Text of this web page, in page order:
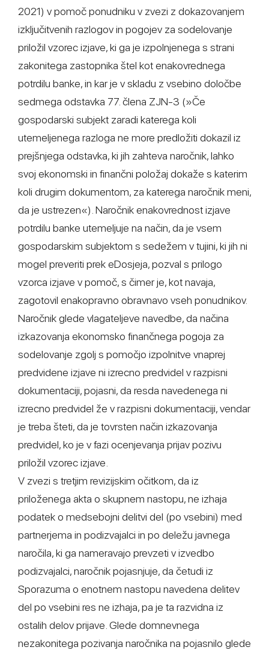
2021) v pomoč ponudniku v zvezi z dokazovanjem
izključitvenih razlogov in pogojev za sodelovanje
priložil vzorec izjave, ki ga je izpolnjenega s strani
zakonitega zastopnika štel kot enakovrednega
potrdilu banke, in kar je v skladu z vsebino določbe
sedmega odstavka 77. člena ZJN-3 (»Če
gospodarski subjekt zaradi katerega koli
utemeljenega razloga ne more predložiti dokazil iz
prejšnjega odstavka, ki jih zahteva naročnik, lahko
svoj ekonomski in finančni položaj dokaže s katerim
koli drugim dokumentom, za katerega naročnik meni,
da je ustrezen«). Naročnik enakovrednost izjave
potrdilu banke utemeljuje na način, da je vsem
gospodarskim subjektom s sedežem v tujini, ki jih ni
mogel preveriti prek eDosjeja, pozval s prilogo
vzorca izjave v pomoč, s čimer je, kot navaja,
zagotovil enakopravno obravnavo vseh ponudnikov.
Naročnik glede vlagateljeve navedbe, da načina
izkazovanja ekonomsko finančnega pogoja za
sodelovanje zgolj s pomočjo izpolnitve vnaprej
predvidene izjave ni izrecno predvidel v razpisni
dokumentaciji, pojasni, da resda navedenega ni
izrecno predvidel že v razpisni dokumentaciji, vendar
je treba šteti, da je tovrsten način izkazovanja
predvidel, ko je v fazi ocenjevanja prijav pozivu
priložil vzorec izjave.
V zvezi s tretjim revizijskim očitkom, da iz
priloženega akta o skupnem nastopu, ne izhaja
podatek o medsebojni delitvi del (po vsebini) med
partnerjema in podizvajalci in po deležu javnega
naročila, ki ga nameravajo prevzeti v izvedbo
podizvajalci, naročnik pojasnjuje, da četudi iz
Sporazuma o enotnem nastopu navedena delitev
del po vsebini res ne izhaja, pa je ta razvidna iz
ostalih delov prijave. Glede domnevnega
nezakonitega pozivanja naročnika na pojasnilo glede